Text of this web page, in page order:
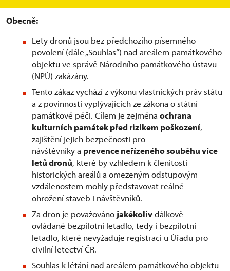
Obecně:
Lety dronů jsou bez předchozího písemného
povolení (dále „Souhlas“) nad areálem památkového
objektu ve správě Národního památkového ústavu
(NPÚ) zakázány.
Tento zákaz vychází z výkonu vlastnických práv státu
a z povinností vyplývajících ze zákona o státní
památkové péči. Cílem je zejména ochrana
kulturních památek před rizikem poškození,
zajištění jejich bezpečnosti pro
návštěvníky a prevence neřízeného souběhu více
letů dronů, které by vzhledem k členitosti
historických areálů a omezeným odstupovým
vzdálenostem mohly představovat reálné
ohrožení staveb i návštěvníků.
Za dron je považováno jakékolivdálkově
ovládané bezpilotní letadlo, tedy i bezpilotní
letadlo, které nevyžaduje registraci u Úřadu pro
civilní letectví ČR.
Souhlas k létání nad areálem památkového objektu